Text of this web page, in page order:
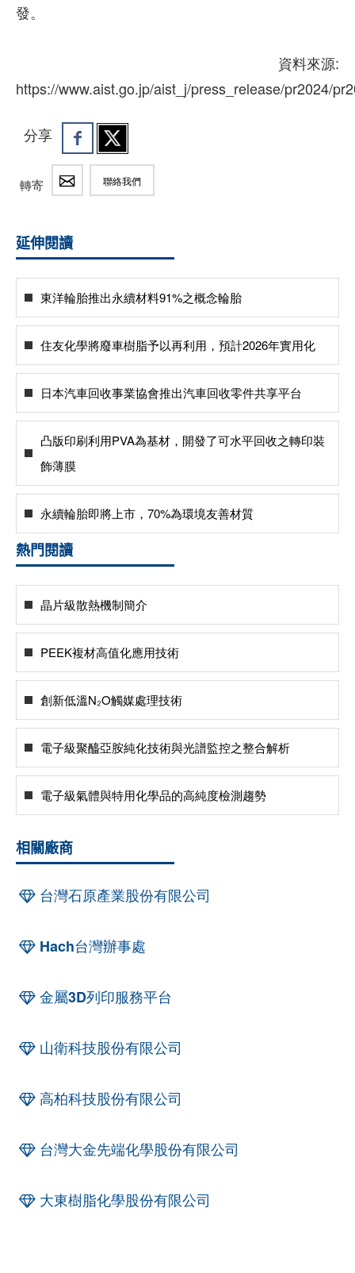
發。
資料來源:
https://www.aist.go.jp/aist_j/press_release/pr2024/
分享
轉寄 聯絡我們
延伸閱讀
東洋輪胎推出永續材料91%之概念輪胎
住友化學將廢車樹脂予以再利用，預計2026年實用化
日本汽車回收事業協會推出汽車回收零件共享平台
凸版印刷利用PVA為基材，開發了可水平回收之轉印裝
飾薄膜
永續輪胎即將上市，70%為環境友善材質
熱門閱讀
晶片級散熱機制簡介
PEEK複材高值化應用技術
創新低溫N₂O觸媒處理技術
電子級聚醯亞胺純化技術與光譜監控之整合解析
電子級氣體與特用化學品的高純度檢測趨勢
相關廠商
台灣石原產業股份有限公司
Hach台灣辦事處
金屬3D列印服務平台
山衛科技股份有限公司
高柏科技股份有限公司
台灣大金先端化學股份有限公司
大東樹脂化學股份有限公司